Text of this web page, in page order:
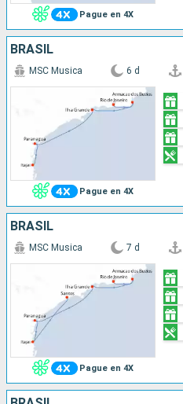
Pague en 4X
BRASIL
Pague en 4X
MSC Musica 6 d
BRASIL
Pague en 4X
MSC Musica 7 d